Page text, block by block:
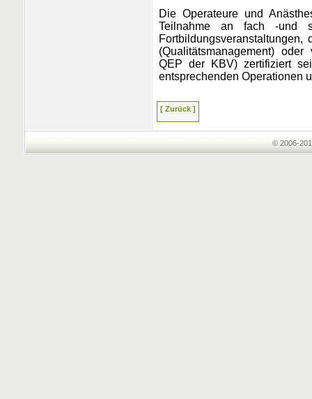
Die Operateure und
Teilnahme an fach -und
(Qualitätsmanagement) oder
QEP der KBV) zertifiziert
entsprechenden Operationen
[ Zurück ]
© 2006-